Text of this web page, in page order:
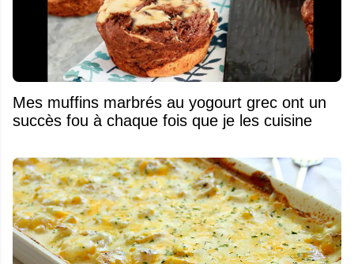
Mes muffins marbrés au yogourt grec ont un
succès fou à chaque fois que je les cuisine